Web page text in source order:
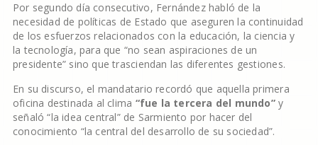
Por segundo día consecutivo, Fernández habló de la
necesidad de políticas de Estado que aseguren la continuidad
de los esfuerzos relacionados con la educación, la ciencia y
la tecnología, para que “no sean aspiraciones de un
presidente” sino que trasciendan las diferentes gestiones.
En su discurso, el mandatario recordó que aquella primera
oficina destinada al clima “fue la tercera del mundo”y
señaló “la idea central” de Sarmiento por hacer del
conocimiento “la central del desarrollo de su sociedad”.